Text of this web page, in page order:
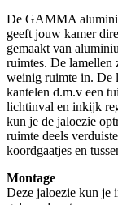
De GAMMA
geeft jouw kamer
gemaakt van
ruimtes. De lamellen
weinig ruimte in. De
kantelen d.m.v een
lichtinval en inkijk
kun je de jaloezie
ruimte deels
koordgaatjes en
Montage
Deze jaloezie kun je